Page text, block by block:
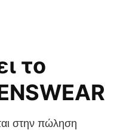
το
στην πώληση